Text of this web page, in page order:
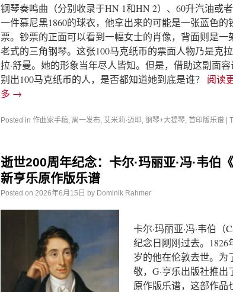
钢琴奏鸣曲（分别收录于HN 1和HN 2）、60升汽油或者
一件慕尼黑1860的球衣，他拿出来的可能是一张蓝色的
票。钞票的正面可以看到一幅女士的肖像，背面则是一
老式的三角钢琴。这张100马克纸币的票面人物乃是克拉
拉·舒曼。她的形象当年尽人皆知。但是，借助这副面容
别出100马克纸币的人，是否都知道她到底是谁？ 阅读
多 →
Posted in 作曲家手稿, 周一发布, 艾米莉·迈耶, 钢琴+大提琴, 首印版乐谱
逝世200周年纪念：卡尔·玛丽亚·冯·韦伯
新亨乐原作版乐谱
Posted on 2026年6月15日 by Dominik Rahmer
卡尔·玛丽亚·冯·韦伯（
纪念日刚刚过去。1826
岁的他在伦敦去世。为
敬，G·亨乐出版社推
原作版乐谱，这部作品